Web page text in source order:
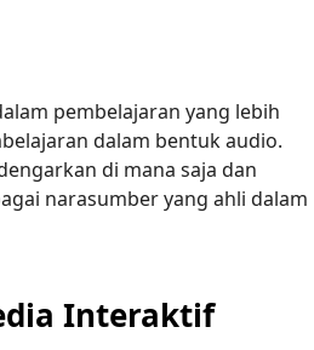
pembelajaran yang lebih
dalam bentuk audio.
di mana saja dan
narasumber yang ahli dalam
Interaktif